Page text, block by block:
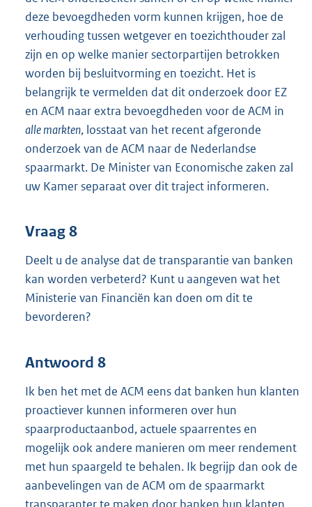
deze bevoegdheden vorm kunnen krijgen, hoe de
verhouding tussen wetgever en toezichthouder zal
zijn en op welke manier sectorpartijen betrokken
worden bij besluitvorming en toezicht. Het is
belangrijk te vermelden dat dit onderzoek door EZ
en ACM naar extra bevoegdheden voor de ACM in
alle markten, losstaat van het recent afgeronde
onderzoek van de ACM naar de Nederlandse
spaarmarkt. De Minister van Economische zaken zal
uw Kamer separaat over dit traject informeren.
Vraag 8
Deelt u de analyse dat de transparantie van banken
kan worden verbeterd? Kunt u aangeven wat het
Ministerie van Financiën kan doen om dit te
bevorderen?
Antwoord 8
Ik ben het met de ACM eens dat banken hun klanten
proactiever kunnen informeren over hun
spaarproductaanbod, actuele spaarrentes en
mogelijk ook andere manieren om meer rendement
met hun spaargeld te behalen. Ik begrijp dan ook de
aanbevelingen van de ACM om de spaarmarkt
transparanter te maken door banken hun klanten